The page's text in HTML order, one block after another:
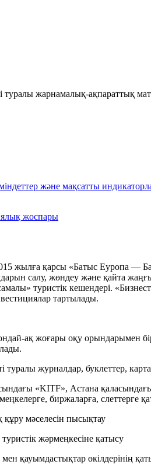
жарнамалық-ақпараттық
және мақсатты
жоспары
жылға қарсы «Батыс Еуропа —
салу, жөндеу және қайта
туристік кешендері.
тартылады.
ақ жоғары оқу орындарымен
журналдар, буклеттер,
«KITF», Астана
биржаларға, слеттерге
мәселесін пысықтау
жәрмеңкесіне қатысу
қауымдастықтар өкілдерінің